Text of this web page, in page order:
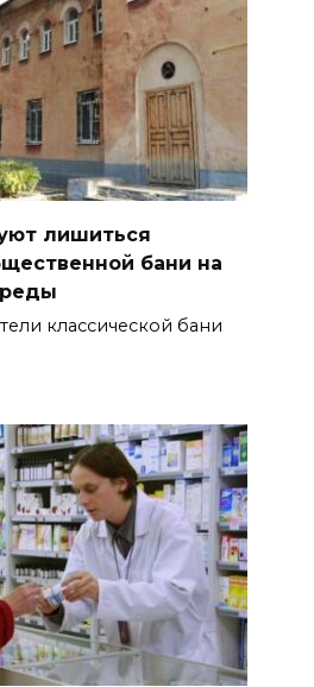
лишиться
бани на
классической бани